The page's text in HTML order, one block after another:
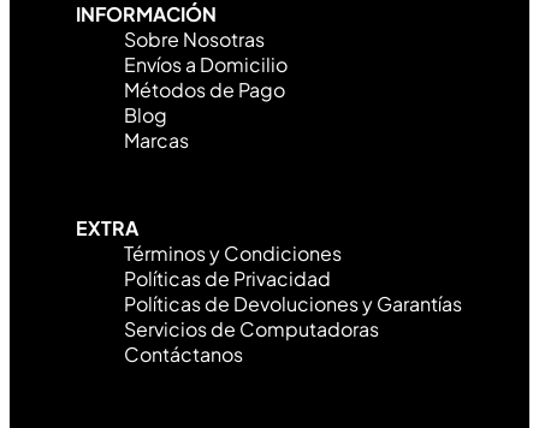
INFORMACIÓN
Sobre Nosotras
Envíos a Domicilio
Métodos de Pago
Blog
Marcas
EXTRA
Términos y Condiciones
Políticas de Privacidad
Políticas de Devoluciones y Garantías
Servicios de Computadoras
Contáctanos